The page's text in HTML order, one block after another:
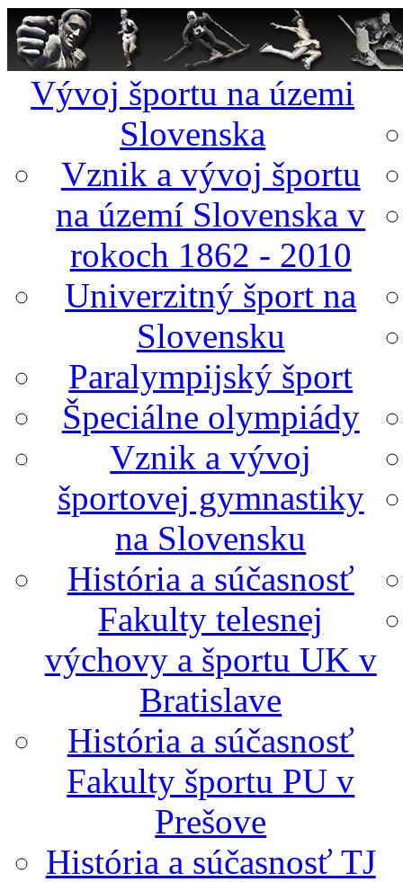
Vývoj športu na územi
Slovenska
Vznik a vývoj športu
na území Slovenska v
rokoch 1862 - 2010
Univerzitný šport na
Slovensku
Paralympijský šport
Špeciálne olympiády
Vznik a vývoj
športovej gymnastiky
na Slovensku
História a súčasnosť
Fakulty telesnej
výchovy a športu UK v
Bratislave
História a súčasnosť
Fakulty športu PU v
Prešove
História a súčasnosť TJ